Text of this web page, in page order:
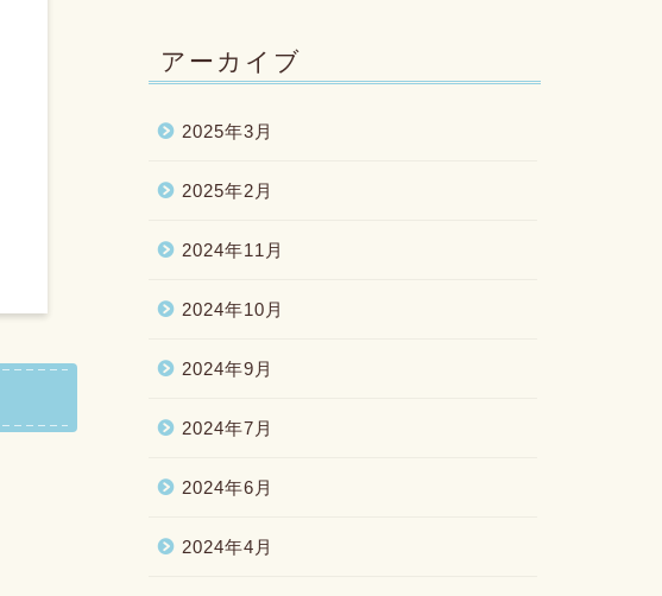
アーカイブ
2025年3月
2025年2月
2024年11月
2024年10月
2024年9月
2024年7月
2024年6月
2024年4月